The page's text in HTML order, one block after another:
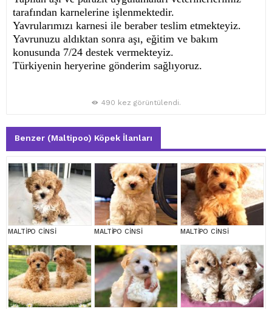
tarafından karnelerine işlenmektedir.
Yavrularımızı karnesi ile beraber teslim etmekteyiz.
Yavrunuzu aldıktan sonra aşı, eğitim ve bakım
konusunda 7/24 destek vermekteyiz.
Türkiyenin heryerine gönderim sağlıyoruz.
490 kez görüntülendi.
Benzer (Maltipoo) Köpek İlanları
MALTİPO CİNSİ MALTİPO CİNSİ MALTİPO CİNSİ